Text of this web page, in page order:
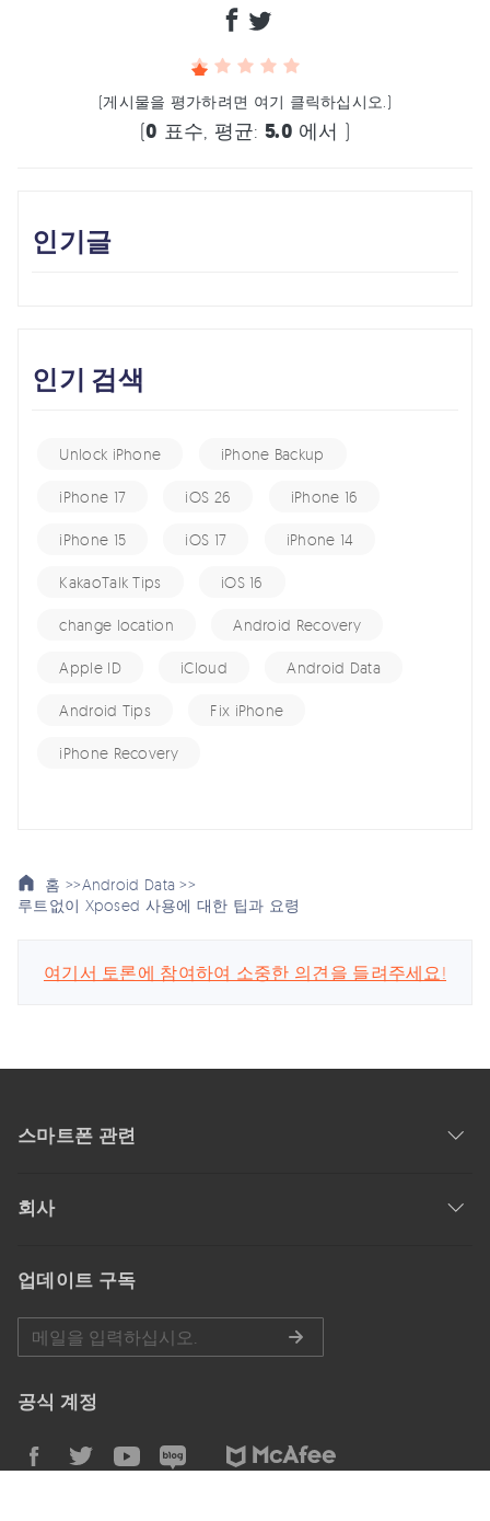
(게시물을 평가하려면 여기 클릭하십시오.)
(0 표수, 평균: 5.0 에서 )
인기글
인기 검색
Unlock iPhone iPhone Backup
iPhone 17 iOS 26 iPhone 16
iPhone 15 iOS 17 iPhone 14
KakaoTalk Tips iOS 16
change location Android Recovery
Apple ID iCloud Android Data
Android Tips Fix iPhone
iPhone Recovery
홈 >>Android Data >>
루트없이 Xposed 사용에 대한 팁과 요령
여기서 토론에 참여하여 소중한 의견을 들려주세요!
스마트폰 관련
회사
업데이트 구독
공식 계정